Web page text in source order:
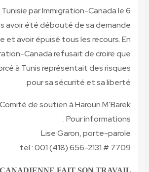
Tunisie par Immigration-Canada le 6
avoir été débouté de sa demande
et avoir épuisé tous les recours. En
Canada refusait de croire que
à Tunis représentait des risques
pour sa sécurité et sa liberté.
Comité de soutien à Haroun M’Barek
Pour informations :
Lise Garon, porte-parole
tel : 001 (418) 656-2131 # 7709
CANADIENNE FAIT SON TRAVAIL